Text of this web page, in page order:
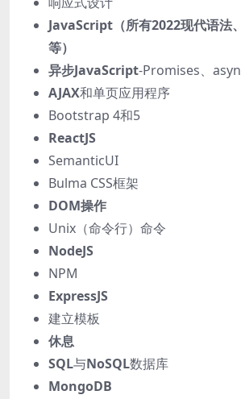
JavaScript（所有2022现代语法
等）
异步JavaScript-Promises、
AJAX和单页应用程序
Bootstrap 4和5
ReactJS
SemanticUI
Bulma CSS框架
DOM操作
Unix（命令行）命令
NodeJS
NPM
ExpressJS
建立模板
休息
SQL与NoSQL数据库
MongoDB